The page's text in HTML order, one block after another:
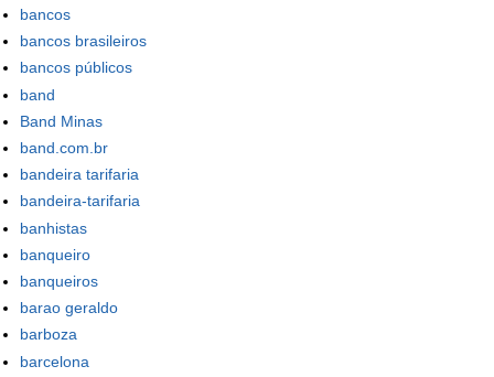
bancos
bancos brasileiros
bancos públicos
band
Band Minas
band.com.br
bandeira tarifaria
bandeira-tarifaria
banhistas
banqueiro
banqueiros
barao geraldo
barboza
barcelona